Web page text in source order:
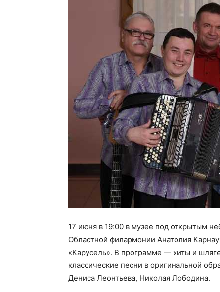
17 июня в 19:00 в музее под открытым
Областной филармонии Анатолия
«Карусель». В программе — хиты и
классические песни в оригинальной
Дениса Леонтьева, Николая Лободина.